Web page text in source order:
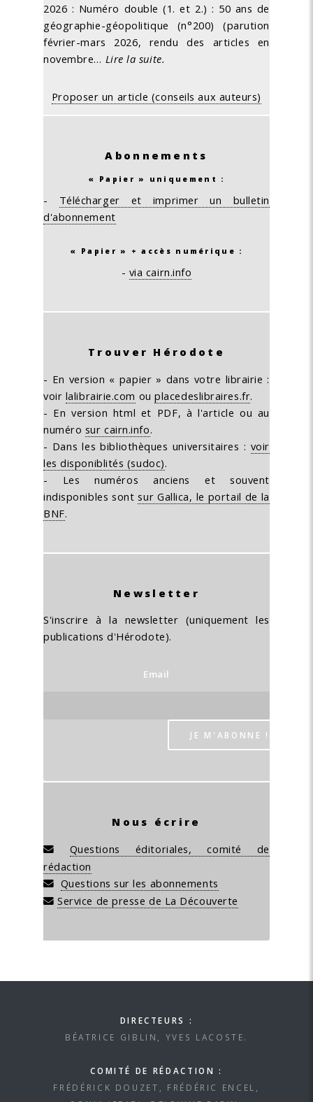
2026 : Numéro double (1. et 2.) : 50 ans de
géographie-géopolitique (n°200) (parution
février-mars 2026, rendu des articles en
novembre… Lire la suite.
Proposer un article (conseils aux auteurs)
Abonnements
« Papier » uniquement :
- Télécharger et imprimer un bulletin
d'abonnement
« Papier » + accès numérique :
- via cairn.info
Trouver Hérodote
- En version « papier » dans votre librairie :
voir lalibrairie.com ouplacedeslibraires.fr.
- En version html et PDF, à l'article ou au
numéro sur cairn.info.
- Dans les bibliothèques universitaires : voir
les disponiblités (sudoc).
- Les numéros anciens et souvent
indisponibles sontsur Gallica, le portail de la
BNF.
Newsletter
S'inscrire à la newsletter (uniquement les
publications d'Hérodote).
Email
Nous écrire
Questions éditoriales, comité de
rédaction
Questions sur les abonnements
Service de presse de La Découverte
DIRECTEURS :
BÉATRICE GIBLIN, YVES LACOSTE.
COMITÉ DE RÉDACTION :
FRÉDÉRICK DOUZET, FRÉDÉRIC ENCEL,